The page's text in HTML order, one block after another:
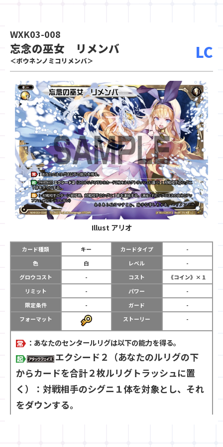
WXK03-008
忘念の巫女 リメンバ
＜ボウネンノミコリメンバ＞ LC
Illust アリオ
カード種類 キー カードタイプ
-
色
白 レベル
-
グロウコスト
- コスト
《コイン》×１
リミット
- パワー
-
限定条件
- ガード
-
フォーマット
ストーリー -
：あなたのセンタールリグは以下の能力を得る。
エクシード２（あなたのルリグの下
からカードを合計２枚ルリグトラッシュに置
く）：対戦相手のシグニ１体を対象とし、それ
をダウンする。